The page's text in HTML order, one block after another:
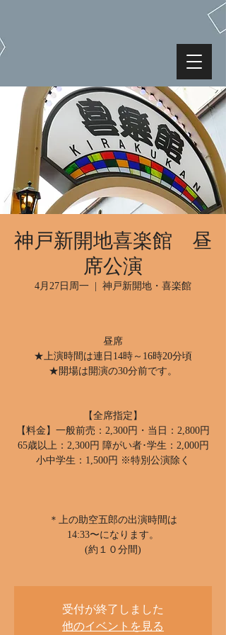
神戸新開地喜楽館 昼
席公演
4月27日周一 神戸新開地・喜楽館
昼席
★上演時間は連日14時～16時20分頃
★開場は開演の30分前です。
【全席指定】
【料金】一般前売：2,300円・当日：2,800円
65歳以上：2,300円 障がい者･学生：2,000円
小中学生：1,500円 ※特別公演除く
＊上の助空五郎の出演時間は
14:33〜になります。
(約１０分間)
受付が終了しました
他のイベントを見る